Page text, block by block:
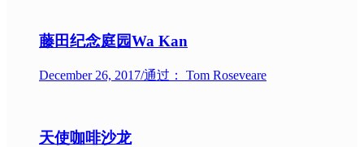
藤田纪念庭园Wa Kan
December 26, 2017/通过： Tom Roseveare
天使咖啡沙龙